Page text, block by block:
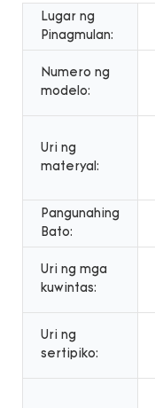
Lugar ng
Pinagmulan:
Numero ng
modelo:
Uri ng
materyal:
Pangunahing
Bato:
Uri ng mga
kuwintas:
Uri ng
sertipiko: